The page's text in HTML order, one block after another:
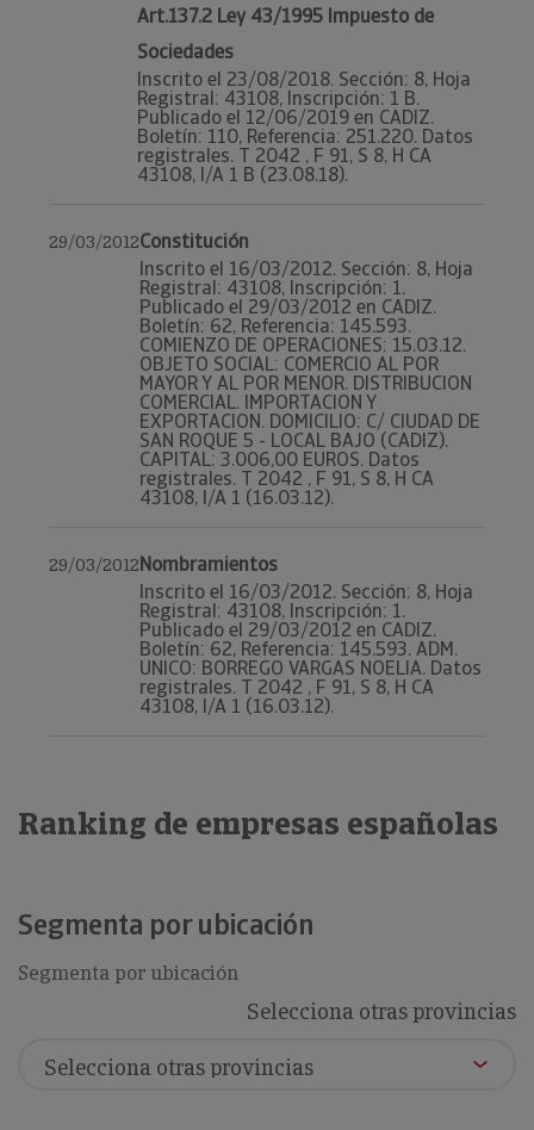
Art.137.2 Ley 43/1995 Impuesto de
Sociedades
Inscrito el 23/08/2018. Sección: 8, Hoja
Registral: 43108, Inscripción: 1 B.
Publicado el 12/06/2019 en CADIZ.
Boletín: 110, Referencia: 251.220. Datos
registrales. T 2042 , F 91, S 8, H CA
43108, I/A 1 B (23.08.18).
29/03/2012Constitución
Inscrito el 16/03/2012. Sección: 8, Hoja
Registral: 43108, Inscripción: 1.
Publicado el 29/03/2012 en CADIZ.
Boletín: 62, Referencia: 145.593.
COMIENZO DE OPERACIONES: 15.03.12.
OBJETO SOCIAL: COMERCIO AL POR
MAYOR Y AL POR MENOR. DISTRIBUCION
COMERCIAL. IMPORTACION Y
EXPORTACION. DOMICILIO: C/ CIUDAD DE
SAN ROQUE 5 - LOCAL BAJO (CADIZ).
CAPITAL: 3.006,00 EUROS. Datos
registrales. T 2042 , F 91, S 8, H CA
43108, I/A 1 (16.03.12).
29/03/2012Nombramientos
Inscrito el 16/03/2012. Sección: 8, Hoja
Registral: 43108, Inscripción: 1.
Publicado el 29/03/2012 en CADIZ.
Boletín: 62, Referencia: 145.593. ADM.
UNICO: BORREGO VARGAS NOELIA. Datos
registrales. T 2042 , F 91, S 8, H CA
43108, I/A 1 (16.03.12).
Ranking de empresas españolas
Segmenta por ubicación
Segmenta por ubicación
Selecciona otras provincias